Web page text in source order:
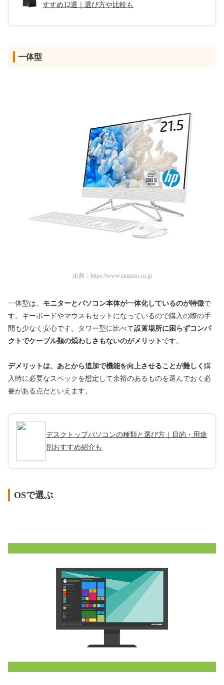
すすめ12選｜選び方や比較も
一体型
出典： https://www.amazon.co.jp
一体型は、 モニターとパソコン本体が一体化しているのが特徴で
す。キーボードやマウスもセットになっているので購入の際の手
間も少なく安心です。タワー型に比べて設置場所に困らずコンパ
クトでケーブル類の煩わしさもないのがメリット です。
デメリットは、あとから追加で機能を向上させることが難しく 購
入時に必要なスペックを想定して余裕のあるものを選んでおく必
要がある点だといえます。
デスクトップパソコンの種類と選び方｜目的・用途
別おすすめ紹介も
OSで選ぶ